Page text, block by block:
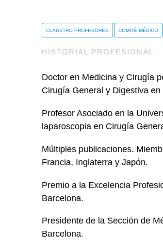
CLAUSTRO PROFESORES COMITÉ MÉDICO
HISTORIAL PROFESIONAL
Doctor en Medicina y Cirugía
Cirugía General y Digestiva
Profesor Asociado en la
laparoscopia en Cirugía
Múltiples publicaciones.
Francia, Inglaterra y Japón.
Premio a la Excelencia
Barcelona.
Presidente de la Sección de
Barcelona.